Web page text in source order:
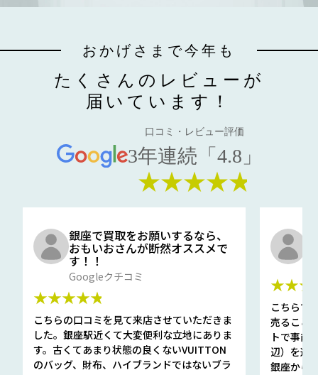
おかげさまで今年も
たくさんのレビューが
届いています！
口コミ・レビュー評価
3年連続「4.8」
★★★★★
銀座で買取をお願いするなら、
おもいおさんが断然オススメで
す！！
Googleクチコミ
★★★★★
こちらの口コミを見て来店させていただきま
した。銀座駅近くて大変便利な立地にありま
す。古くてあまり状態の良くないVUITTON
のバッグ、財布、ハイブランドではないブラ
こちらで
売ること
トで事前
辺）を選
銀座から